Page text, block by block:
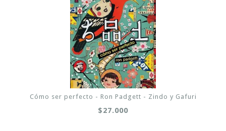
Cómo ser perfecto - Ron Padgett - Zindo y Gafuri
$27.000